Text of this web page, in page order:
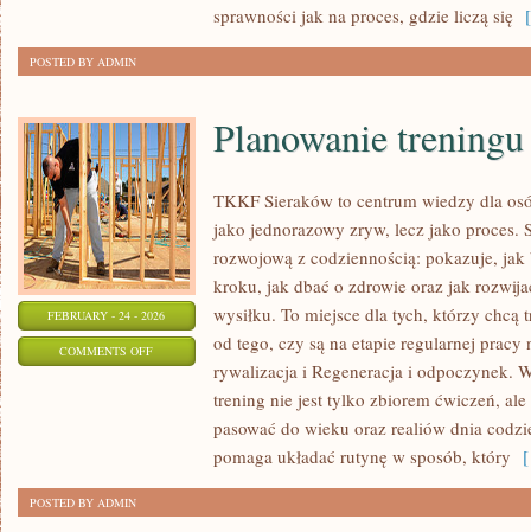
sprawności jak na proces, gdzie liczą się
POSTED BY ADMIN
FEBRUARY - 24 - 2026
COMMENTS OFFON
PLANOWANIE
Planowanie treningu
TKKF Sieraków to centrum wiedzy dla
jako jednorazowy zryw, lecz jako proces.
rozwojową z codziennością: pokazuje,
kroku, jak dbać o zdrowie oraz jak
wysiłku. To miejsce dla tych, którzy chcą
od tego, czy są na etapie regularnej pracy
rywalizacja i Regeneracja i odpoczynek.
trening nie jest tylko zbiorem ćwiczeń,
pasować do wieku oraz realiów dnia
pomaga układać rutynę w sposób, który
POSTED BY ADMIN